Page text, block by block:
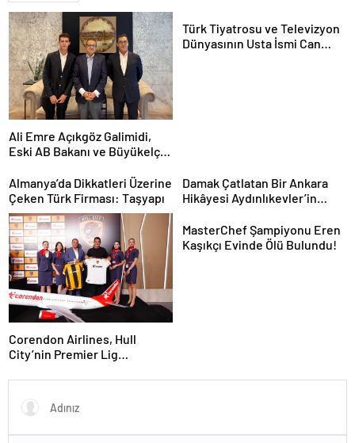
Ali Emre Açıkgöz Galimidi,
Eski AB Bakanı ve Büyükelçi
Geldi
Türk Tiyatrosu ve Televizyon
Dünyasının Usta İsmi Can
Almanya’da Dikkatleri Üzerine
Çeken Türk Firması: Taşyapı
Damak Çatlatan Bir Ankara
Hikâyesi Aydınlıkevler’in
Corendon Airlines, Hull
City’nin Premier Lig
sürdürüyor
MasterChef Şampiyonu Eren
Kaşıkçı Evinde Ölü Bulundu!